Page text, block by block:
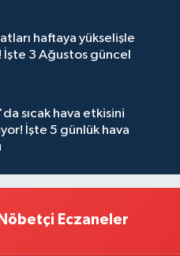
haftaya yükselişle
İşte 3 Ağustos güncel
sıcak hava etkisini
İşte 5 günlük hava
Eczaneler